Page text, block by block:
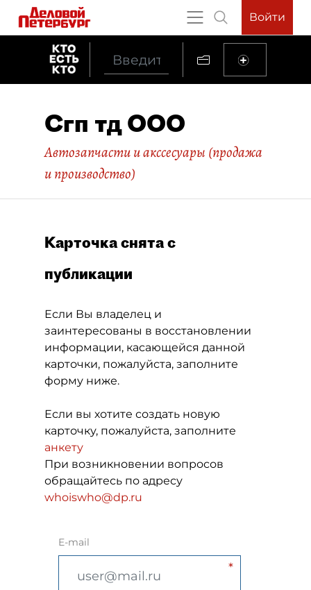
Войти
Сгп тд ООО
Автозапчасти и акссесуары (продажа
и производство)
Карточка снята с
публикации
Если Вы владелец и
заинтересованы в восстановлении
информации, касающейся данной
карточки, пожалуйста, заполните
форму ниже.
Если вы хотите создать новую
карточку, пожалуйста, заполните
анкету
При возникновении вопросов
обращайтесь по адресу
whoiswho@dp.ru
E-mail